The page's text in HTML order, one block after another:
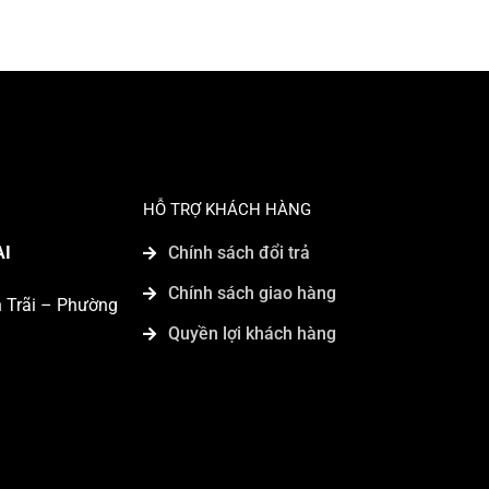
Trãi – Phường
HỖ TRỢ KHÁCH HÀNG
Chính sách đổi trả
Chính sách giao hàng
Quyền lợi khách hàng